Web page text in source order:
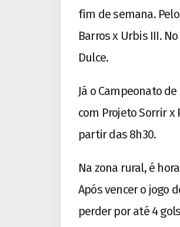
fim de semana.
Barros x Urbis III.
Dulce.
Já o Campeonato
com Projeto Sorrir x
partir das 8h30.
Na zona rural, é
Após vencer o jogo
perder por até 4